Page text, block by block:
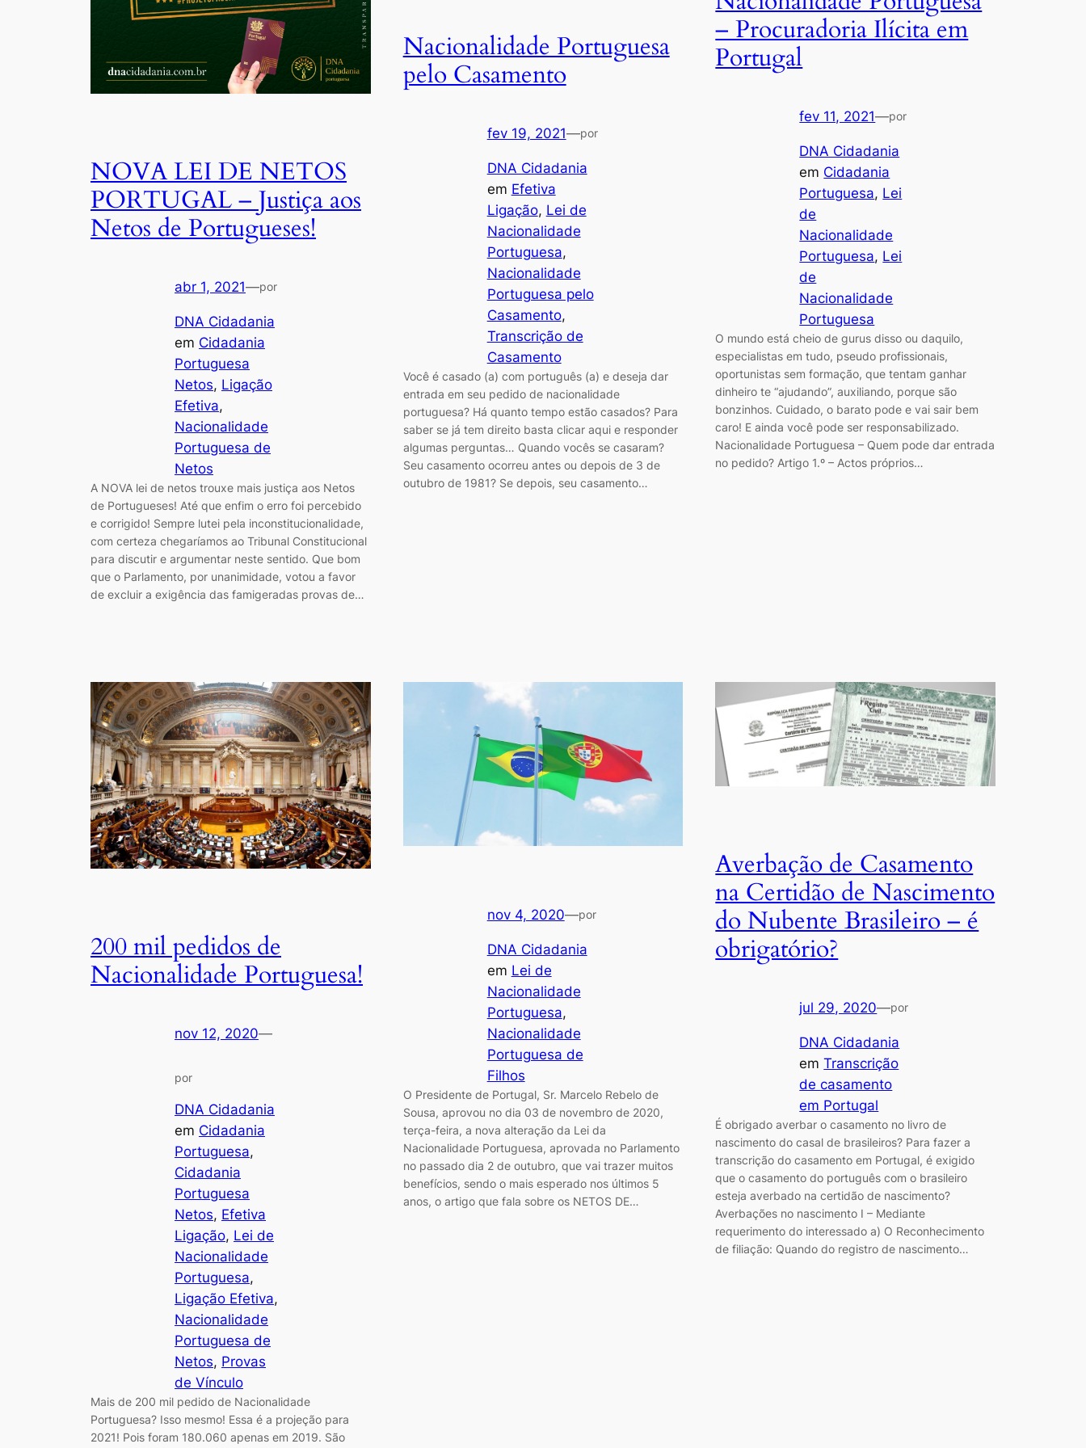
NOVA LEI DE NETOS
PORTUGAL – Justiça aos
Netos de Portugueses!
abr 1, 2021—por
DNA Cidadania
em Cidadania
Portuguesa
Netos, Ligação
Efetiva
Nacionalidade
Portuguesa de
Netos
A NOVA lei de netos trouxe mais justiça aos Netos
de Portugueses! Até que enfim o erro foi percebido
e corrigido! Sempre lutei pela inconstitucionalidade,
com certeza chegaríamos ao Tribunal Constitucional
para discutir e argumentar neste sentido. Que bom
que o Parlamento, por unanimidade, votou a favor
de excluir a exigência das famigeradas provas de…
Nacionalidade Portuguesa
pelo Casamento
fev 19, 2021—por
DNA Cidadania
em Efetiva
Ligação, Lei de
Nacionalidade
Portuguesa
Nacionalidade
Portuguesa pelo
Casamento
Transcrição de
Casamento
Você é casado (a) com português (a) e deseja dar
entrada em seu pedido de nacionalidade
portuguesa? Há quanto tempo estão casados? Para
saber se já tem direito basta clicar aqui e responder
algumas perguntas… Quando vocês se casaram?
Seu casamento ocorreu antes ou depois de 3 de
outubro de 1981? Se depois, seu casamento…
– Procuradoria Ilícita em
Portugal
fev 11, 2021—por
DNA Cidadania
em Cidadania
Portuguesa, Lei
de
Nacionalidade
Portuguesa, Lei
de
Nacionalidade
Portuguesa
O mundo está cheio de gurus disso ou daquilo,
especialistas em tudo, pseudo profissionais,
oportunistas sem formação, que tentam ganhar
dinheiro te “ajudando”, auxiliando, porque são
bonzinhos. Cuidado, o barato pode e vai sair bem
caro! E ainda você pode ser responsabilizado.
Nacionalidade Portuguesa – Quem pode dar entrada
no pedido? Artigo 1.º – Actos próprios…
200 mil pedidos de
Nacionalidade Portuguesa!
nov 12, 2020—
por
DNA Cidadania
em Cidadania
Portuguesa
Cidadania
Portuguesa
Netos, Efetiva
Ligação, Lei de
Nacionalidade
Portuguesa
Ligação Efetiva
Nacionalidade
Portuguesa de
Netos, Provas
de Vínculo
Mais de 200 mil pedido de Nacionalidade
Portuguesa? Isso mesmo! Essa é a projeção para
2021! Pois foram 180.060 apenas em 2019. São
nov 4, 2020—por
DNA Cidadania
em Lei de
Nacionalidade
Portuguesa
Nacionalidade
Portuguesa de
Filhos
O Presidente de Portugal, Sr. Marcelo Rebelo de
Sousa, aprovou no dia 03 de novembro de 2020,
terça-feira, a nova alteração da Lei da
Nacionalidade Portuguesa, aprovada no Parlamento
no passado dia 2 de outubro, que vai trazer muitos
benefícios, sendo o mais esperado nos últimos 5
anos, o artigo que fala sobre os NETOS DE…
Averbação de Casamento
na Certidão de Nascimento
do Nubente Brasileiro – é
obrigatório?
jul 29, 2020—por
DNA Cidadania
emTranscrição
de casamento
em Portugal
É obrigado averbar o casamento no livro de
nascimento do casal de brasileiros? Para fazer a
transcrição do casamento em Portugal, é exigido
que o casamento do português com o brasileiro
esteja averbado na certidão de nascimento?
Averbações no nascimento I – Mediante
requerimento do interessado a) O Reconhecimento
de filiação: Quando do registro de nascimento…